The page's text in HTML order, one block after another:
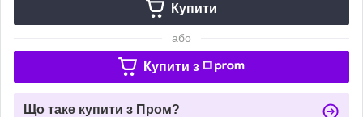
Купити
або
Купити з
Що таке купити з Пром?